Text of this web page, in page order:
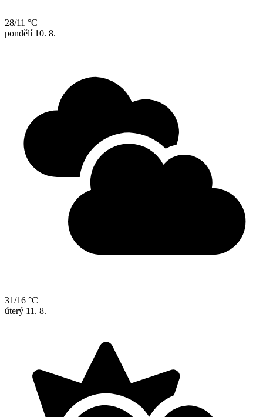
28/11 °C
pondělí 10. 8.
31/16 °C
úterý 11. 8.